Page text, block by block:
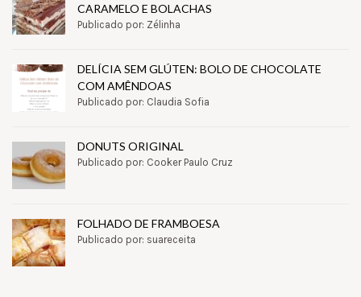
CARAMELO E BOLACHAS
Publicado por: Zélinha
DELÍCIA SEM GLÚTEN: BOLO DE CHOCOLATE
COM AMÊNDOAS
Publicado por: Claudia Sofia
DONUTS ORIGINAL
Publicado por: Cooker Paulo Cruz
FOLHADO DE FRAMBOESA
Publicado por: suareceita